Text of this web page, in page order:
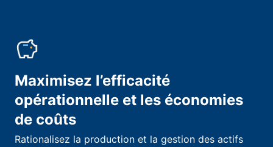
Maximisez l’efficacité
opérationnelle et les économies
de coûts
Rationalisez la production et la gestion des actifs